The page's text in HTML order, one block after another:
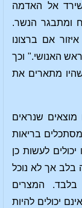
אל האדמה
ומתבגר הנשר.
אם ברצונו
האנושי." וכך
מתארים את
מוצאים שנראים
מסתכלים בריאות
יכולים לעשות כן
בלב אך לא נוכל
המצרים
יכולים להיות